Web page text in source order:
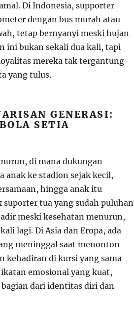
Di Indonesia, supporter
dengan bus murah atau
tetap bernyanyi meski hujan
ini bukan sekali dua kali, tapi
mereka tak tergantung
yang tulus.
GENERASI:
SETIA
di mana dukungan
anak ke stadion sejak kecil,
hingga anak itu
suporter tua yang sudah puluhan
meski kesehatan menurun,
lagi. Di Asia dan Eropa, ada
meninggal saat menonton
kehadiran di kursi yang sama
emosional yang kuat,
dari identitas diri dan